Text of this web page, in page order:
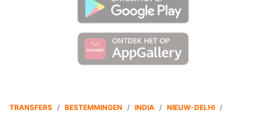
TRANSFERS / BESTEMMINGEN / INDIA / NIEUW-DELHI /